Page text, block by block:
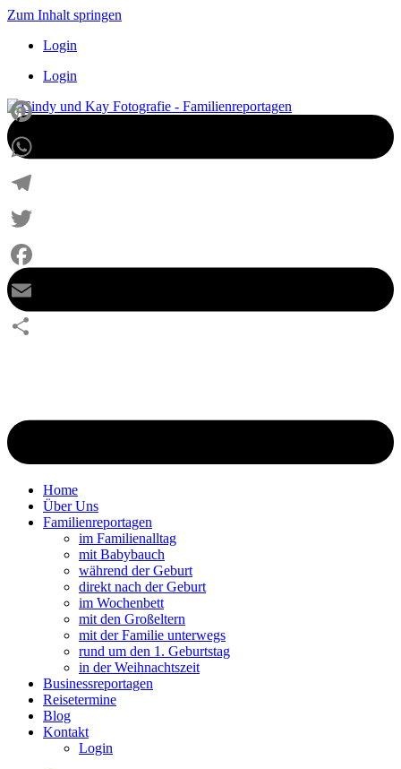
Zum Inhalt springen
Login
Login
Home
Über Uns
Familienreportagen
im Familienalltag
mit Babybauch
während der Geburt
direkt nach der Geburt
im Wochenbett
mit den Großeltern
mit der Familie unterwegs
rund um den 1. Geburtstag
in der Weihnachtszeit
Businessreportagen
Reisetermine
Blog
Kontakt
Login
Pinterest
WhatsApp
Telegram
Twitter
Facebook
Email